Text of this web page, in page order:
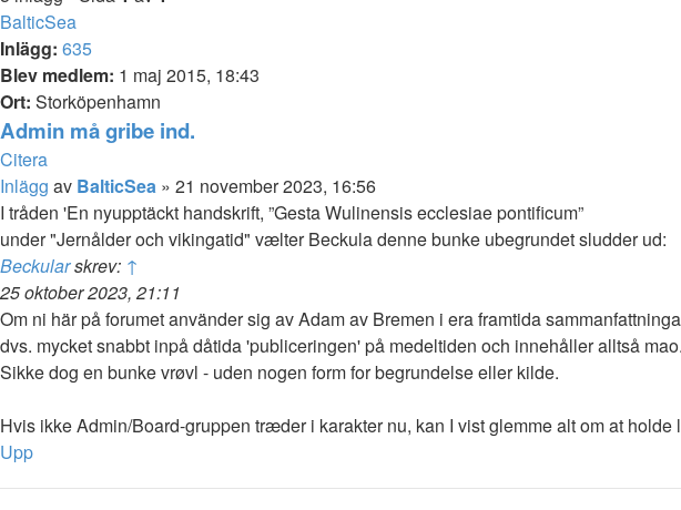
BalticSea
Inlägg: 635
Blev medlem: 1 maj 2015, 18:43
Ort: Storköpenhamn
Admin må gribe ind.
Citera
Inlägg av BalticSea » 21 november 2023, 16:56
I tråden 'En nyupptäckt handskrift, ”Gesta Wulinensis ecclesiae pontificum”
under "Jernålder och vikingatid" vælter Beckula denne bunke ubegrundet sludder ud:
Beckularskrev: ↑
25 oktober 2023, 21:11
Om ni här på forumet använder sig av Adam av Bremen i era framtida
dvs. mycket snabbt inpå dåtida 'publiceringen' på medeltiden och innehåller alltså
Sikke dog en bunke vrøvl - uden nogen form for begrundelse eller kilde.
Hvis ikke Admin/Board-gruppen træder i karakter nu, kan I vist glemme alt om at
Upp